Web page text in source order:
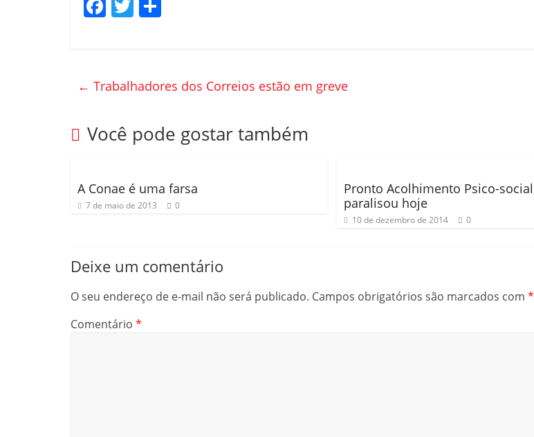
b
o
ar
h
← Trabalhadores dos Correios estão em greve
Você pode gostar também
A Conae é uma farsa
7 de maio de 2013 0
Pronto Acolhimento Psico-social
paralisou hoje
10 de dezembro de 2014 0
Deixe um comentário
O seu endereço de e-mail não será publicado. Campos obrigatórios são marcados com *
Comentário *